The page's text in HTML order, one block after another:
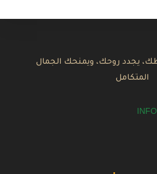
يجدد روحك، ويمنحك الجمال
المتكامل